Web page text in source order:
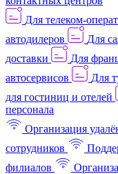
Для телеком-
автодилеров
Для
доставки
Для
автосервисов
Для
для гостиниц и отелей
персонала
Организация
сотрудников
филиалов